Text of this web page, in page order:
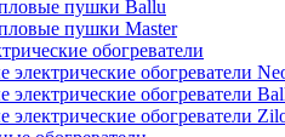
пушки Ballu
пушки Master
обогреватели
обогреватели
электрические обогреватели
электрические обогреватели